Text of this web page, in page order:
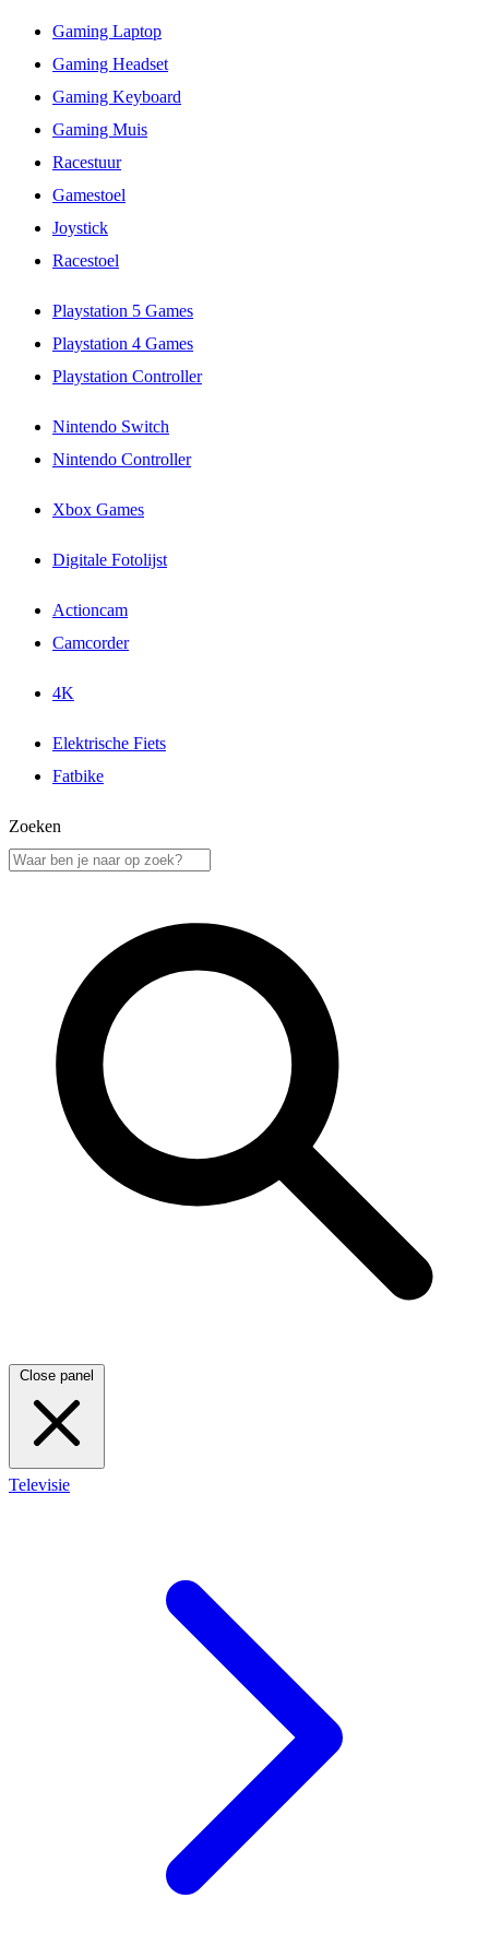
Gaming Laptop
Gaming Headset
Gaming Keyboard
Gaming Muis
Racestuur
Gamestoel
Joystick
Racestoel
Playstation 5 Games
Playstation 4 Games
Playstation Controller
Nintendo Switch
Nintendo Controller
Xbox Games
Digitale Fotolijst
Actioncam
Camcorder
4K
Elektrische Fiets
Fatbike
Zoeken
Close panel
Televisie